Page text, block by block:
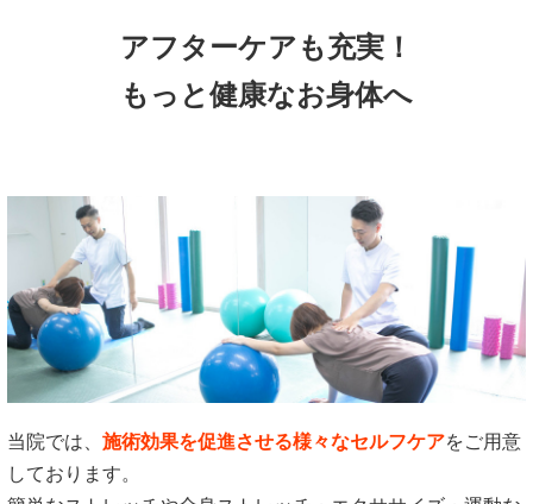
アフターケアも充実！
もっと健康なお身体へ
当院では、 施術効果を促進させる様々なセルフケアをご用意
しております。